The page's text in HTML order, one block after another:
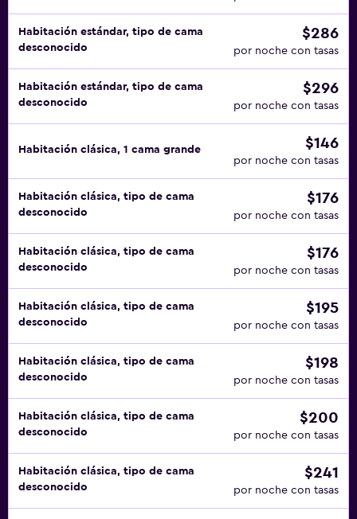
Habitación estándar, tipo de cama
desconocido
$286
por noche con tasas
Habitación estándar, tipo de cama
desconocido
$296
por noche con tasas
Habitación clásica, 1 cama grande $146
por noche con tasas
Habitación clásica, tipo de cama
desconocido
$176
por noche con tasas
Habitación clásica, tipo de cama
desconocido
$176
por noche con tasas
Habitación clásica, tipo de cama
desconocido
$195
por noche con tasas
Habitación clásica, tipo de cama
desconocido
$198
por noche con tasas
Habitación clásica, tipo de cama
desconocido
$200
por noche con tasas
Habitación clásica, tipo de cama
desconocido
$241
por noche con tasas